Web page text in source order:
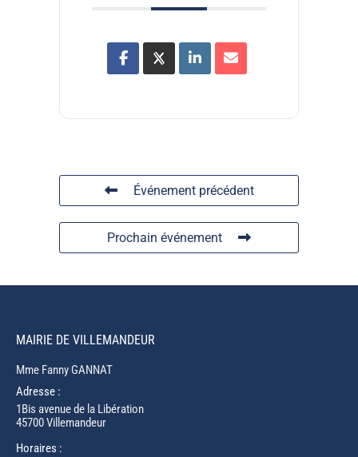
Événement précédent
Prochain événement
MAIRIE DE VILLEMANDEUR
Mme Fanny GANNAT
Adresse :
1Bis avenue de la Libération
45700 Villemandeur
Horaires :